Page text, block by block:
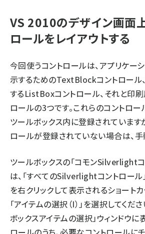
ai crunch (1336)
VS 2010のデザイン画面
ロールをレイアウトする
今回使うコントロールは、アプリケー
示するためのTextBlockコントロール
するListBoxコントロール、それと印
ロールの3つです。これらのコントロー
ツールボックス内に登録されています
ロールが登録されていない場合は、手
ツールボックスの「コモンSilverlight
は、「すべてのSilverlightコントロール
を右クリックして表示されるショートカ
「アイテムの選択（I）」を選択してくださ
ボックスアイテムの選択」ウィンドウに